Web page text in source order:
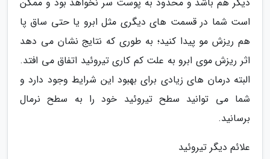
است شما در قسمت های دیگری مثل ابرو یا حتی ساق پا
هم ریزش مو پیدا کنید؛ به طوری که نتایج نشان می دهد
اثر ریزش موی ابرو به علت کم کاری تیروئید اتفاق می افتد.
البته درمان های زیادی برای بهبود این شرایط وجود دارد و
شما می توانید سطح تیروئید خود را به سطح نرمال
برسانید.
علائم دیگر تیروئید